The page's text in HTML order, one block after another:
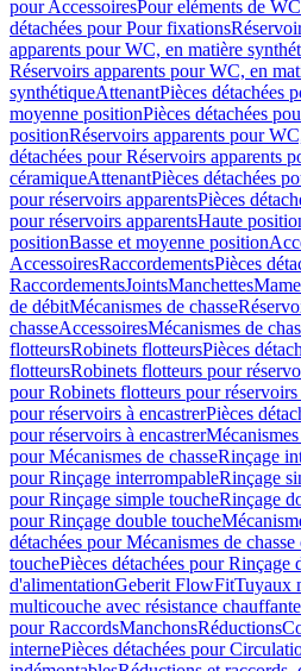
pour AccessoiresPour eléments de WC
détachées pour Pour fixations
apparents pour WC, en matière
Réservoirs apparents pour WC, en
synthétiqueAttenantPièces détachées
moyenne positionPièces détachées
positionRéservoirs apparents pour
détachées pour Réservoirs apparents
céramiqueAttenantPièces détachées
pour réservoirs apparentsPièces
pour réservoirs apparentsHaute
positionBasse et moyenne position
AccessoiresRaccordementsPièces
RaccordementsJointsManchettes
de débitMécanismes de chasse
chasseAccessoiresMécanismes de
flotteursRobinets flotteursPièces
flotteursRobinets flotteurs pour
pour Robinets flotteurs pour réservoirs
pour réservoirs à encastrerPièces
pour réservoirs à encastrer
pour Mécanismes de chasseRinçage
pour Rinçage interrompableRinçage
pour Rinçage simple toucheRinçage
pour Rinçage double touche
détachées pour Mécanismes de
touchePièces détachées pour Rinçage
d'alimentationGeberit FlowFitTuyaux
multicouche avec résistance chauffante
pour RaccordsManchonsRéductions
internePièces détachées pour